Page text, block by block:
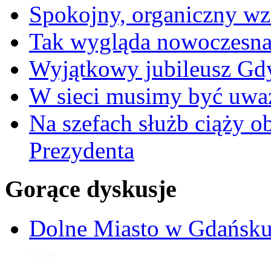
Spokojny, organiczny
Tak wygląda
Wyjątkowy jubileusz
W sieci musimy być
Na szefach służb ciąży
Prezydenta
Gorące dyskusje
Dolne Miasto w